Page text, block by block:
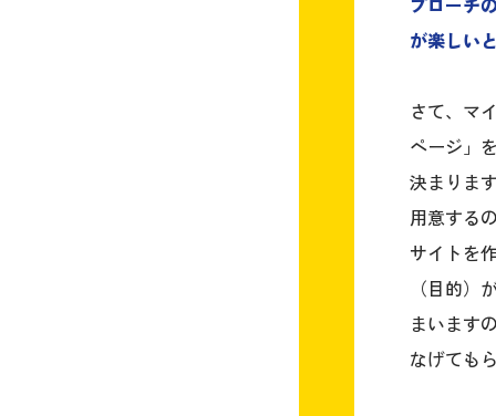
が楽しい
さて、マ
ページ」
決まりま
用意する
サイトを
（目的
まいます
なげても